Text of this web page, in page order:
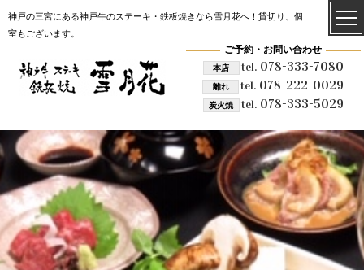
神戸の三宮にある神戸牛のステーキ・鉄板焼きなら雪月花へ！貸切り、個
室もございます。
ご予約・お問い合わせ
本店 tel.078-333-7080
離れ tel. 078-222-0029
炭火焼 tel.078-333-5029
雪月花 炭火焼